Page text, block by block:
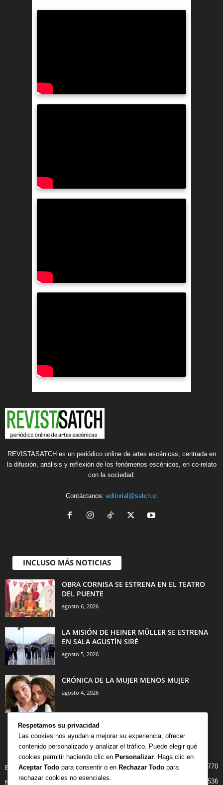
REVISTASATCH es un periódico online de artes escénicas, centrada en
la difusión, análisis y reflexión de los fenómenos escénicos, en co-relato
con la sociedad.
Contáctanos: editorial@satch.cl
INCLUSO MÁS NOTICIAS
OBRA CORNISA SE ESTRENA EN EL TEATRO
DEL PUENTE
agosto 6, 2026
LA MISIÓN DE HEINER MÜLLER SE ESTRENA
EN SALA AGUSTÍN SIRÉ
agosto 5, 2026
CRÓNICA DE LA MUJER MENOS MUJER
agosto 4, 2026
CATEGORÍA POPULAR
BIBLIOTECA 770
NOTICIAS 536
Respetamos su privacidad
Las cookies nos ayudan a mejorar su experiencia, ofrecer
contenido personalizado y analizar el tráfico. Puede elegir qué
cookies permitir haciendo clic en Personalizar . Haga clic en
Aceptar Todo para consentir o en Rechazar Todo para
rechazar cookies no esenciales.